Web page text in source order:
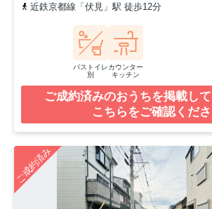
近鉄京都線「伏見」駅 徒歩12分
バストイレ
別
カウンター
キッチン
ご成約済みのおうちを掲載し
こちらをご確認くだ
ご成約済み